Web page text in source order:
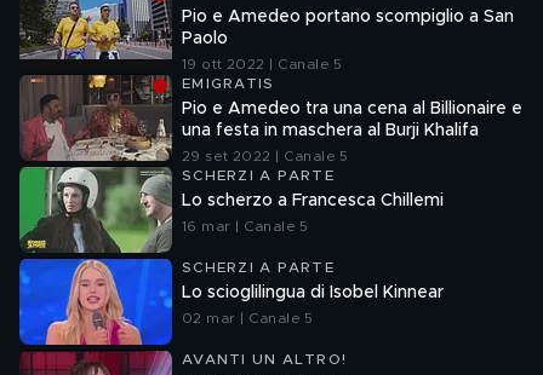
Pio e Amedeo portano scompiglio a San
Paolo
19 ott 2022 | Canale 5
EMIGRATIS
Pio e Amedeo tra una cena al Billionaire e
una festa in maschera al Burji Khalifa
29 set 2022 | Canale 5
SCHERZI A PARTE
Lo scherzo a Francesca Chillemi
16 mar | Canale 5
SCHERZI A PARTE
Lo scioglilingua di Isobel Kinnear
02 mar | Canale 5
AVANTI UN ALTRO!